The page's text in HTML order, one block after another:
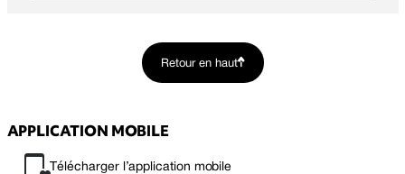
Retour en haut
APPLICATION MOBILE
Télécharger l’application mobile